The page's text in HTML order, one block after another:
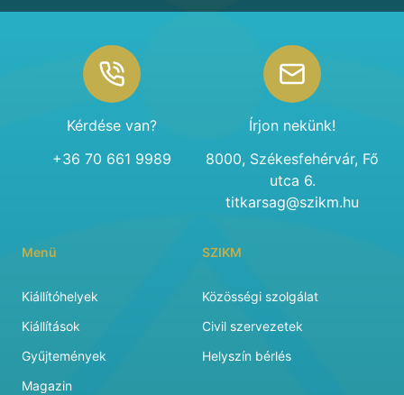
Kérdése van?
+36 70 661 9989
Írjon nekünk!
8000, Székesfehérvár, Fő
utca 6.
titkarsag@szikm.hu
Menü
Kiállítóhelyek
Kiállítások
Gyűjtemények
Magazin
SZIKM
Közösségi szolgálat
Civil szervezetek
Helyszín bérlés